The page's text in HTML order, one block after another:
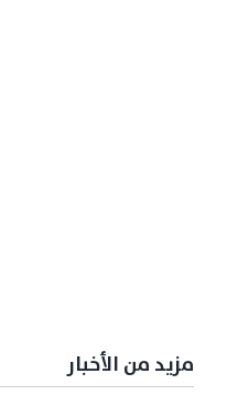
مزيد من الأخبار